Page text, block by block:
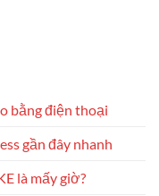
bằng điện thoại
gần đây nhanh
là mấy giờ?